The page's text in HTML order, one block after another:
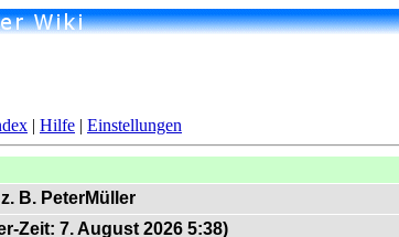
| Hilfe | Einstellungen
z. B. PeterMüller
Zeit: 7. August 2026 5:38)